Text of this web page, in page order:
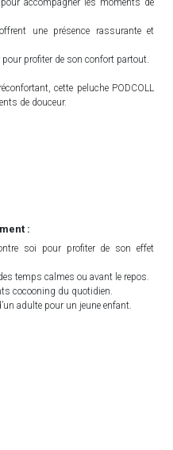
une présence rassurante et
profiter de son confort partout.
cette peluche PODCOLL
de douceur.
:
soi pour profiter de son effet
temps calmes ou avant le repos.
cocooning du quotidien.
adulte pour un jeune enfant.